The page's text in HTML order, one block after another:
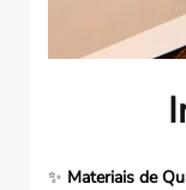
✨ Materiais de